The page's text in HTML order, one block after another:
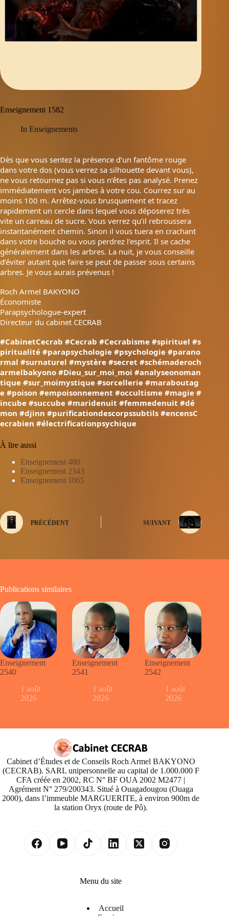
Enseignement 1582
In Enseignements
Dès que vous sentez la présence d’un fantôme rouge
dans votre dos (vous verrez sa silhouette devant vous),
ne vous retournez pas si vous n’êtes pas analysé. Prenez
immédiatement vos jambes à votre cou. Courrez sur au
moins 100 m. Arrêtez-vous brusquement et tracez
rapidement un cercle dans lequel vous déposerez très
vite un carreau de sucre. Vous verrez qu’il rebroussera
instantanément chemin. Sinon il vous tuera en crachant
dans votre bouche ou vous perdrez l’esprit. Il se cache
généralement dans les arbres. La nuit, je vous conseille
d’éviter autant que faire se peut de passer sous certains
arbres. Je vous aurais prévenus !
Roch Armel BAKYONO
Économiste
Parapsychologue-expert
Directeur du cabinet CECRAB
#CabinetCecrab #Cecrab #Cecrabisme #spirituel #s
piritualité #parapsychologie #psychologie #parano
rmal #surnaturel #mystère #secret #schémaderoch
armelbakyono #Dieu_sur_moi_moi #analyseonoman
tique #sur_moimystique #sorcellerie #maraboutag
e #poison #empoisonnement #occultisme #magie #
incube #succube #maridenuit #femmedenuit #dé
mon #djinn #purificationdescorpssubtils #encensC
ecrabien #électrificationpsychique
À lire aussi
Enseignement 480
Enseignement 2343
Enseignement 1065
PRÉCÉDENT SUIVANT
Publications similaires
Enseignement
2540
1 août
2026
Enseignement
2541
1 août
2026
Enseignement
2542
1 août
2026
Cabinet d’Études et de Conseils Roch Armel BAKYONO
(CECRAB). SARL unipersonnelle au capital de 1.000.000 F
CFA créée en 2002, RC N° BF OUA 2002 M2477 |
Agrément N° 279/200343. Situé à Ouagadougou (Ouaga
2000), dans l’immeuble MARGUERITE, à environ 900m de
la station Oryx (route de Pô).
Menu du site
Accueil